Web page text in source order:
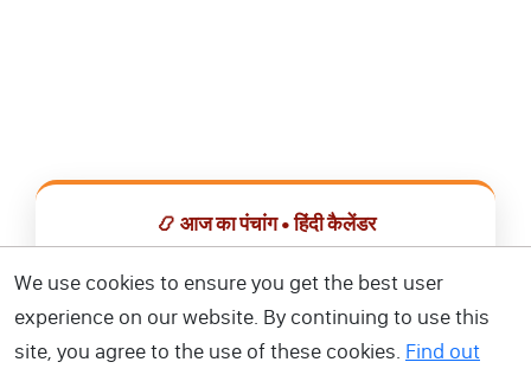
📿 आज का पंचांग • हिंदी कैलेंडर
📅 हिंदी कैलेंडर ऐप डाउनलोड करें
We use cookies to ensure you get the best user
experience on our website. By continuing to use this
site, you agree to the use of these cookies. Find out